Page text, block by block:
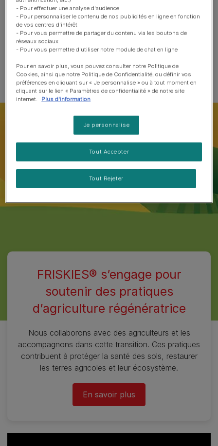
Explorez la gamme complète
FRISKIES® s’engage pour
soutenir des pratiques
d’agriculture régénératrice
Nous collaborons avec des agriculteurs et les
accompagnons dans cette transition. Ces pratiques
contribuent à protéger la santé des sols, restaurer
les terres agricoles et leur écosystème.
En savoir plus
- Pour effectuer une analyse d'audience
- Pour personnaliser le contenu de nos publicités en ligne en fonction
de vos centres d'intérêt
- Pour vous permettre de partager du contenu via les boutons de
réseaux sociaux
- Pour vous permettre d'utiliser notre module de chat en ligne
Pour en savoir plus, vous pouvez consulter notre Politique de
Cookies, ainsi que notre Politique de Confidentialité, ou définir vos
préférences en cliquant sur « Je personnalise » ou à tout moment en
cliquant sur le lien « Paramètres de confidentialité » de notre site
internet.
Plus d'information
Je personnalise
Tout Rejeter
Tout Accepter